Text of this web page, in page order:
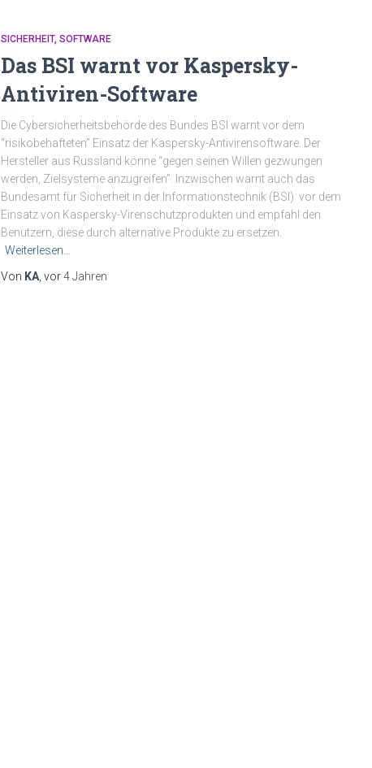
SICHERHEIT SOFTWARE
Das BSI warnt vor Kaspersky-
Antiviren-Software
Die Cybersicherheitsbehörde des Bundes BSI warnt vor dem
“risikobehafteten” Einsatz der Kaspersky-Antivirensoftware. Der
Hersteller aus Russland könne “gegen seinen Willen gezwungen
werden, Zielsysteme anzugreifen”. Inzwischen warnt auch das
Bundesamt für Sicherheit in der Informationstechnik (BSI) vor dem
Einsatz von Kaspersky-Virenschutzprodukten und empfahl den
Benutzern, diese durch alternative Produkte zu ersetzen.
Weiterlesen…
Von KA , vor4 Jahren